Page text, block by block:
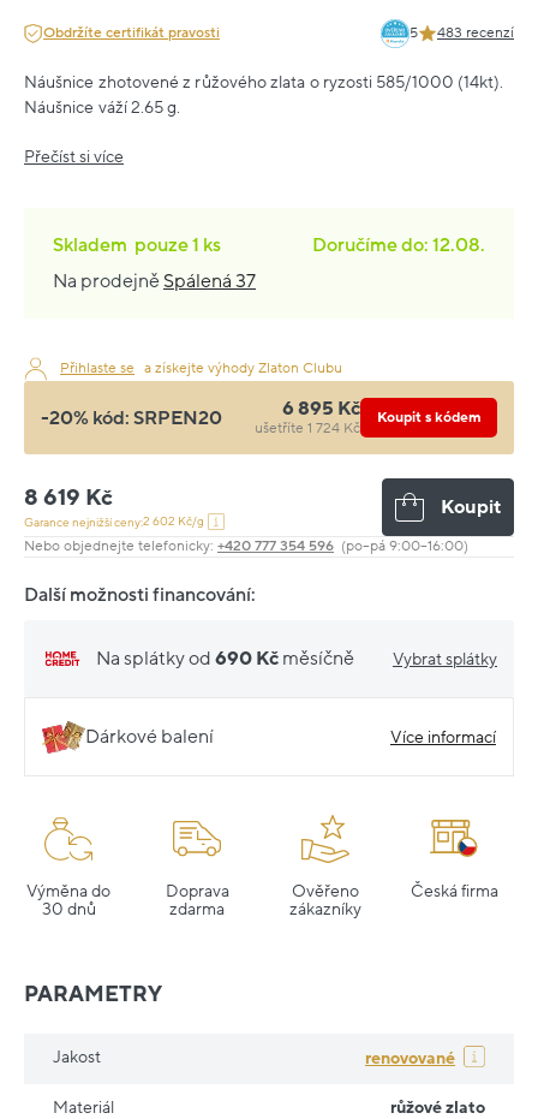
Obdržíte certifikát pravosti 5 483 recenzí
Náušnice zhotovené z růžového zlata o ryzosti 585/1000 (14kt).
Náušnice váží 2.65 g.
Přečíst si více
Skladem pouze1 ks
Doručíme do: 12.08.
Na prodejně Spálená 37
Přihlaste se a získejte výhody Zlaton Clubu
-20% kód: SRPEN20 6 895 Kč
ušetříte 1 724 Kč
Koupit s kódem
8 619 Kč
Garance nejnižší ceny:2 602 Kč/g
Koupit
Nebo objednejte telefonicky: +420 777 354 596 (po–pá 9:00–16:00)
Další možnosti financování:
Na splátky od 690 Kč měsíčně Vybrat splátky
Dárkové balení Více informací
Výměna do
30 dnů
Doprava
zdarma
Ověřeno
zákazníky
Česká firma
PARAMETRY
Jakost renovované
Materiál růžové zlato